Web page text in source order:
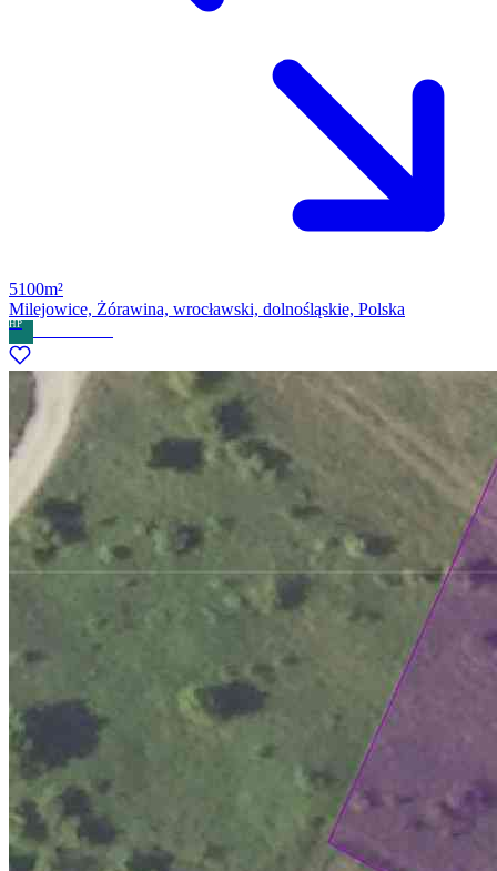
5100m²
Milejowice, Żórawina, wrocławski, dolnośląskie, Polska
HP